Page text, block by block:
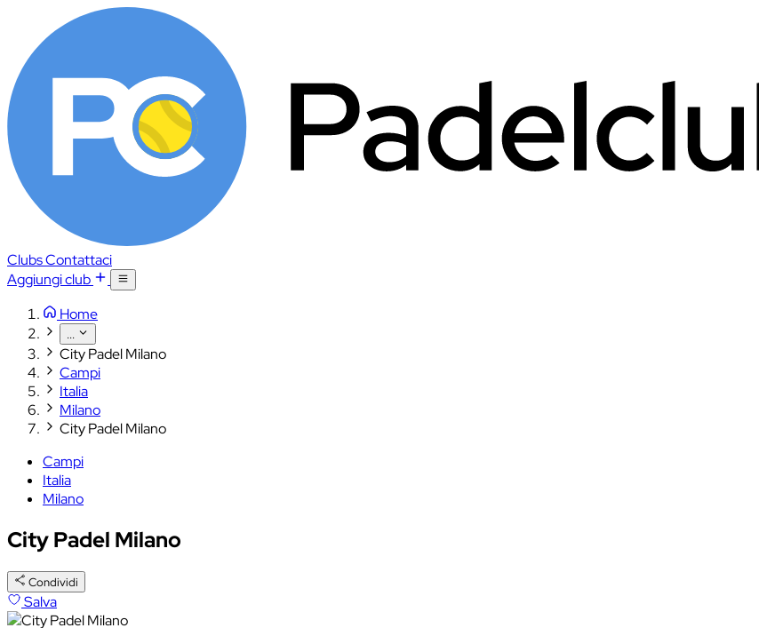
ClubsContattaci
Aggiungi club
Home
...
City Padel Milano
Campi
Italia
Milano
City Padel Milano
Campi
Italia
Milano
City Padel Milano
Condividi
Salva